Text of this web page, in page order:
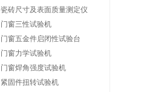
瓷砖尺寸及表面质量测定仪
门窗三性试验机
门窗五金件启闭性试验台
门窗力学试验机
门窗焊角强度试验机
紧固件扭转试验机